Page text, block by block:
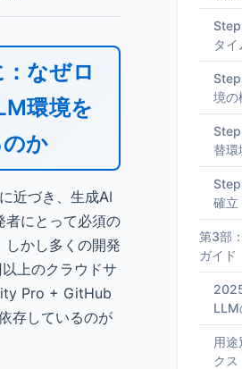
なぜロ
環境を
か
近づき、生成AI
者にとって必須の
しかし多くの開発
上のクラウドサ
Pro + GitHub
存しているのが
タ
境の
替環
確立
第3部
ガイド
LLM
用
クス